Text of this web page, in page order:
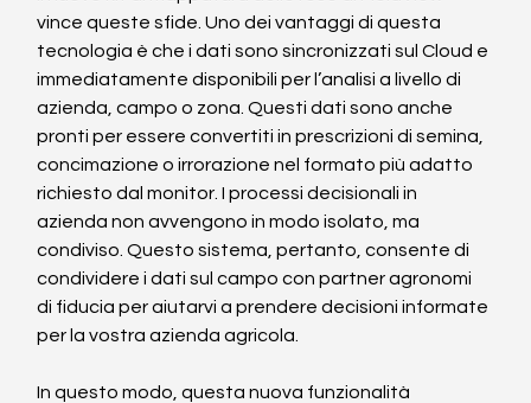
vince queste sfide. Uno dei vantaggi di questa
tecnologia è che i dati sono sincronizzati sul Cloud e
immediatamente disponibili per l’analisi a livello di
azienda, campo o zona. Questi dati sono anche
pronti per essere convertiti in prescrizioni di semina,
concimazione o irrorazione nel formato più adatto
richiesto dal monitor. I processi decisionali in
azienda non avvengono in modo isolato, ma
condiviso. Questo sistema, pertanto, consente di
condividere i dati sul campo con partner agronomi
di fiducia per aiutarvi a prendere decisioni informate
per la vostra azienda agricola.
In questo modo, questa nuova funzionalità